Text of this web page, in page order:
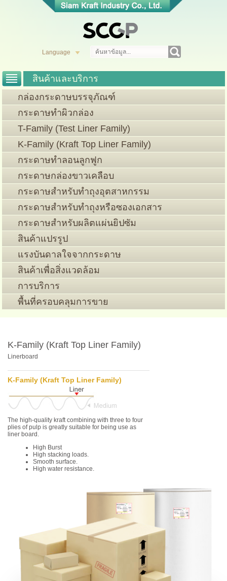
Language
สินค้าและบริการ
หน้าแรก
เกียวกับเรา
สถานที่ตั้ง
ความยั่งยืน
ข่าวและกิจกรรม
ติดต่อเรา
E-Service
กล่องกระดาษบรรจุภัณฑ์
กระดาษทำผิวกล่อง
T-Family (Test Liner Family)
K-Family (Kraft Top Liner Family)
กระดาษทำลอนลูกฟูก
กระดาษกล่องขาวเคลือบ
กระดาษสำหรับทำถุงอุตสาหกรรม
กระดาษสำหรับทำถุงหรือซองเอกสาร
กระดาษสำหรับผลิตแผ่นยิปซัม
สินค้าแปรรูป
แรงบันดาลใจจากกระดาษ
สินค้าเพื่อสิ่งแวดล้อม
การบริการ
พื้นที่ครอบคลุมการขาย
K-Family (Kraft Top Liner Family)
Linerboard
K-Family (Kraft Top Liner Family)
The high-quality kraft combining with three to four
plies of pulp is greatly suitable for being use as
liner board.
High Burst
High stacking loads.
Smooth surface.
High water resistance.